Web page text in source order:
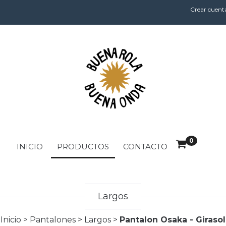
Crear
INICIO PRODUCTOS CONTACTO
0
Largos
Inicio > Pantalones > Largos > Pantalon Osaka - Girasol